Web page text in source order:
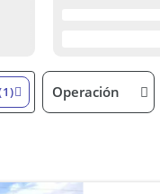
Operación